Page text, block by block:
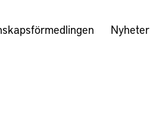
Nyheter